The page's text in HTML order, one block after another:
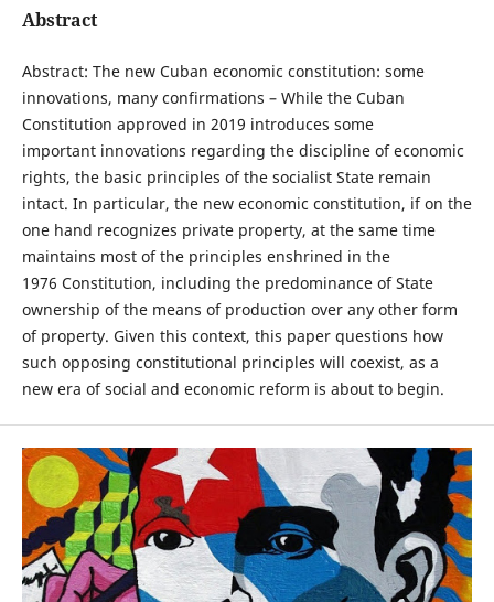
Abstract
Abstract: The new Cuban economic constitution: some
innovations, many confirmations – While the Cuban
Constitution approved in 2019 introduces some
important innovations regarding the discipline of economic
rights, the basic principles of the socialist State remain
intact. In particular, the new economic constitution, if on the
one hand recognizes private property, at the same time
maintains most of the principles enshrined in the
1976 Constitution, including the predominance of State
ownership of the means of production over any other form
of property. Given this context, this paper questions how
such opposing constitutional principles will coexist, as a
new era of social and economic reform is about to begin.